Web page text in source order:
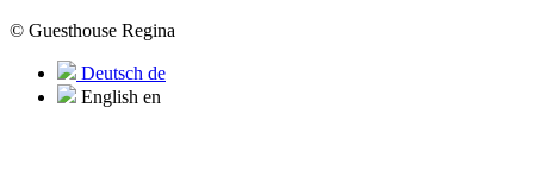
© Guesthouse Regina
Deutsch de
English en